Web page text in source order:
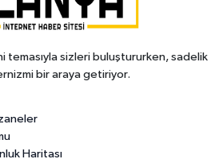
temasıyla sizleri buluştururken, sadelik
bir araya getiriyor.
Haritası